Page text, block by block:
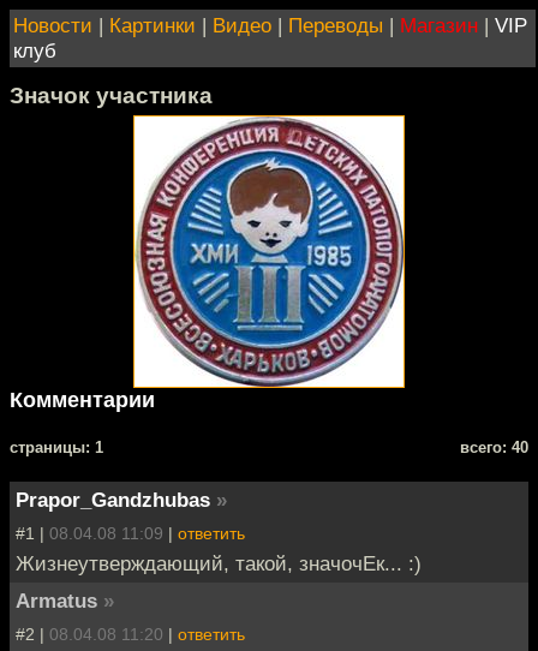
Новости | Картинки | Видео | Переводы | Магазин | VIP
клуб
Значок участника
Комментарии
cтраницы: 1 всего: 40
Prapor_Gandzhubas »
#1 | 08.04.08 11:09 | ответить
Жизнеутверждающий, такой, значочЕк... :)
Armatus »
#2 | 08.04.08 11:20 | ответить